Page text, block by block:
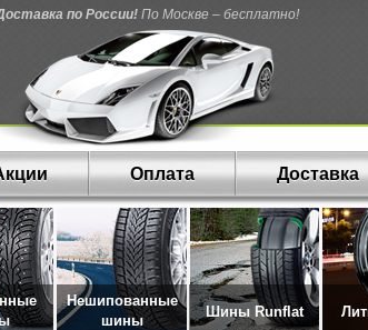
по России! По Москве – бесплатно!
Оплата Доставка
Нешипованные
шины
Шины Runflat